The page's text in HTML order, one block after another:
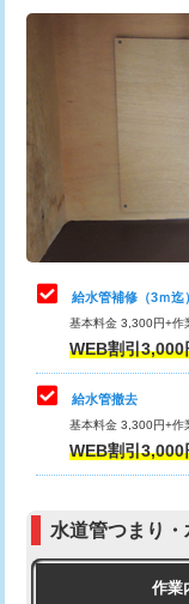
給水管工事※（ラ
管・ポリ管・HT管
排水管工事（土の
排水管工事（排水
排水管工事（追加
マス交換（土の掘
マス交換（深さ50
マス交換（深さ50㎝
コンクリート斫り
追加トーラー機使
止水・漏水調査・
理・調整・分解・
止水・漏水調査・
理・調整・分解・
止水・漏水調査・
理・調整・分解・
その他部品の脱着
交換・取付（タン
式）)
式・ワンホール）)
給水管補修（3ｍ迄
基本料金 3,300円+作
WEB割引
給水管撤去
基本料金 3,300円+作
WEB割引
水道管つまり
作業